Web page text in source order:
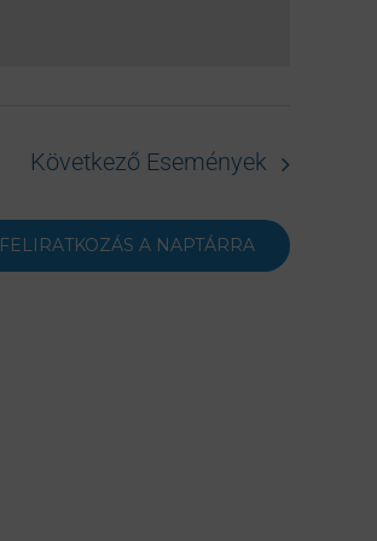
Következő Események
FELIRATKOZÁS A NAPTÁRRA